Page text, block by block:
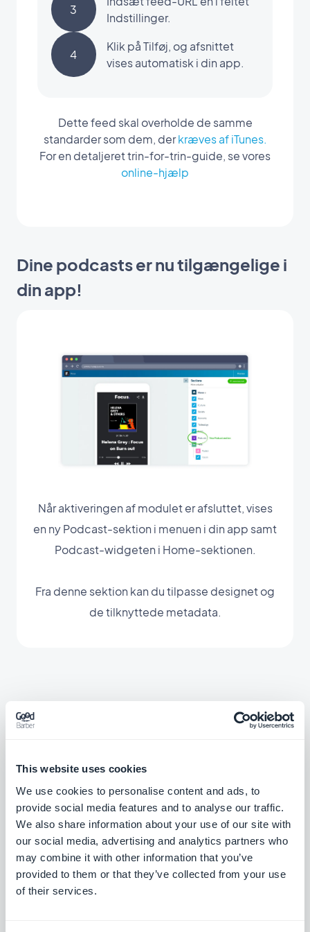
This website uses cookies
We use cookies to personalise content and ads, to
provide social media features and to analyse our traffic.
We also share information about your use of our site with
our social media, advertising and analytics partners who
may combine it with other information that you’ve
provided to them or that they’ve collected from your use
of their services.
3
Indstillinger.
4
Klik på Tilføj, og afsnittet
vises automatisk i din app.
Dette feed skal overholde de samme
standarder som dem, derkræves af iTunes.
For en detaljeret trin-for-trin-guide, se vores
online-hjælp
Dine podcasts er nu tilgængelige i
din app!
Når aktiveringen af modulet er afsluttet, vises
en ny Podcast-sektion i menuen i din app samt
Podcast-widgeten i Home-sektionen.
Fra denne sektion kan du tilpasse designet og
de tilknyttede metadata.
Associerede
udvidelser